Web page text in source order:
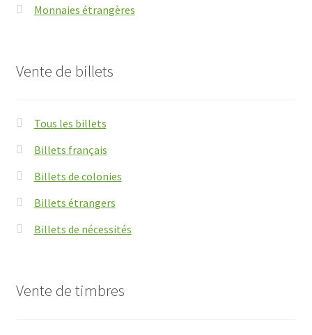
Monnaies étrangères
Vente de billets
Tous les billets
Billets français
Billets de colonies
Billets étrangers
Billets de nécessités
Vente de timbres